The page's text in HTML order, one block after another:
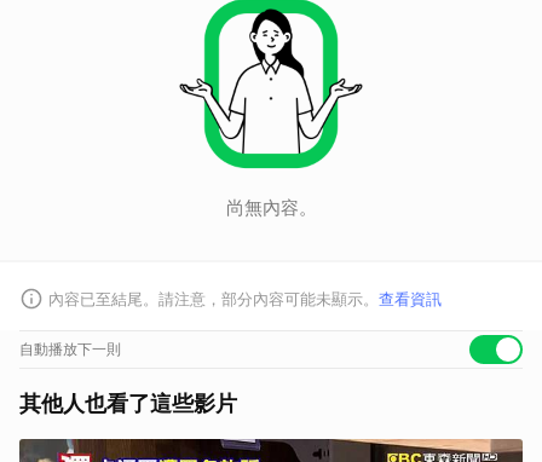
尚無內容。
內容已至結尾。請注意，部分內容可能未顯示。 查看資訊
自動播放下一則
其他人也看了這些影片